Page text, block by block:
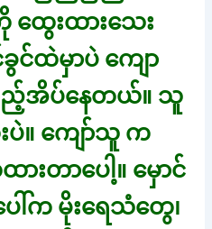
ေးထားသေး
င်ထဲမှာပဲ ကျော
ည့်အိပ်နေတယ်။ သူ
။ ကျော်သူ က
းတာပေါ့။ မှောင်
ါ်က မိုးရေသံတွေ၊